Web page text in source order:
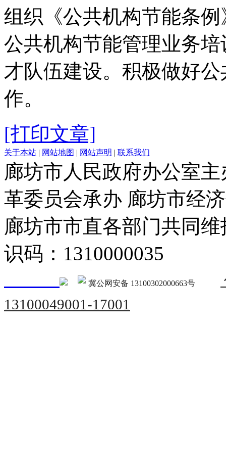
组织《公共机构节能条
公共机构节能管理业务
才队伍建设。积极做好
作。
[打印文章]
关于本站 | 网站地图 | 网站声明 | 联系我们
廊坊市人民政府办公室
革委员会承办 廊坊市经
廊坊市市直各部门共同
识码：1310000035
冀公网安备 13100302000663号
13100049001-17001